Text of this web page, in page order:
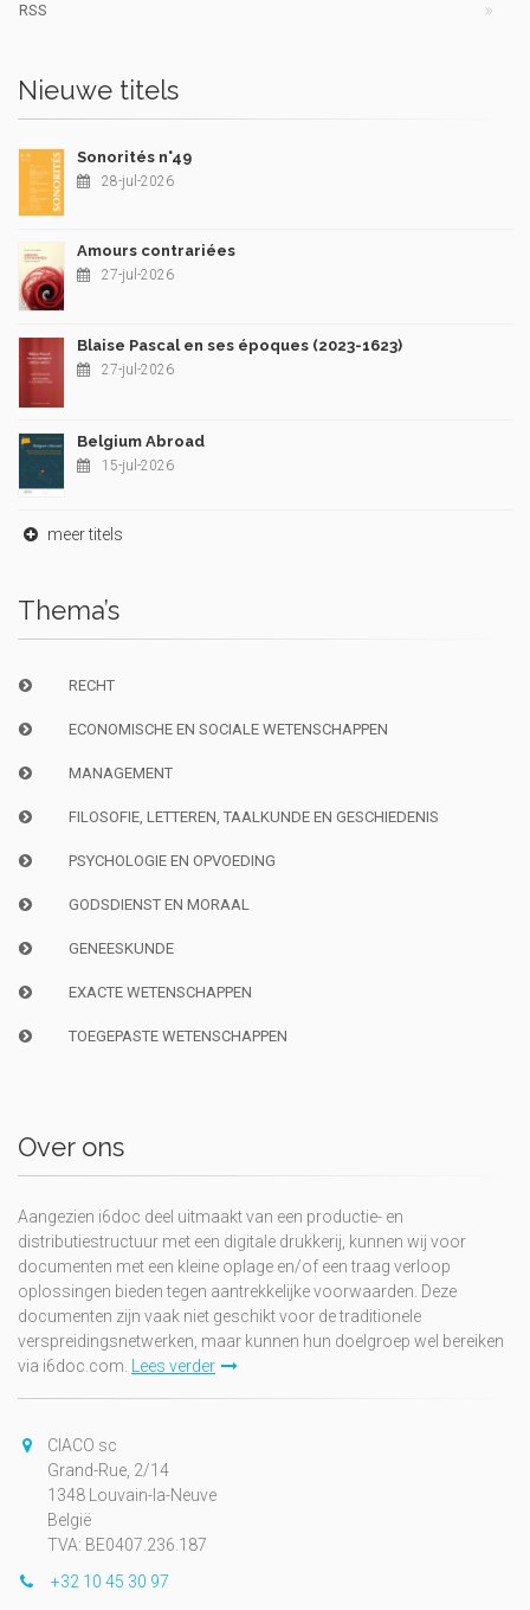
RSS
Nieuwe titels
Sonorités n°49
28-jul-2026
Amours contrariées
27-jul-2026
Blaise Pascal en ses époques (2023-1623)
27-jul-2026
Belgium Abroad
15-jul-2026
meer titels
Thema’s
RECHT
ECONOMISCHE EN SOCIALE WETENSCHAPPEN
MANAGEMENT
FILOSOFIE, LETTEREN, TAALKUNDE EN GESCHIEDENIS
PSYCHOLOGIE EN OPVOEDING
GODSDIENST EN MORAAL
GENEESKUNDE
EXACTE WETENSCHAPPEN
TOEGEPASTE WETENSCHAPPEN
Over ons
Aangezien i6doc deel uitmaakt van een productie- en
distributiestructuur met een digitale drukkerij, kunnen wij voor
documenten met een kleine oplage en/of een traag verloop
oplossingen bieden tegen aantrekkelijke voorwaarden. Deze
documenten zijn vaak niet geschikt voor de traditionele
verspreidingsnetwerken, maar kunnen hun doelgroep wel bereiken
via i6doc.com. Lees verder
CIACO sc
Grand-Rue, 2/14
1348 Louvain-la-Neuve
België
TVA: BE0407.236.187
+32 10 45 30 97